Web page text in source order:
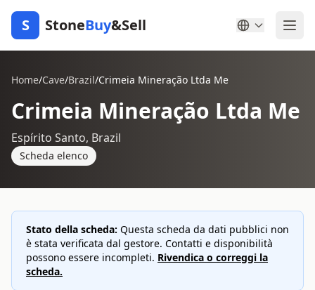
S StoneBuy&Sell
Home/Cave/Brazil/Crimeia Mineração Ltda Me
Crimeia Mineração Ltda Me
Espírito Santo, Brazil
Scheda elenco
Stato della scheda: Questa scheda da dati pubblici non
è stata verificata dal gestore. Contatti e disponibilità
possono essere incompleti. Rivendica o correggi la
scheda.